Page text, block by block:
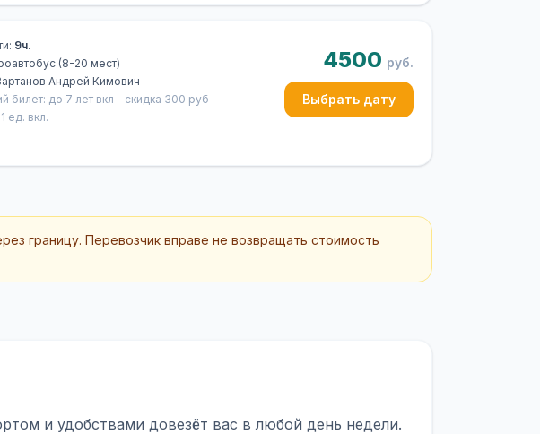
9ч.
(8-20 мест)
Андрей Кимович
билет: до 7 лет вкл - скидка 300 руб
ед. вкл.
4500 руб.
Выбрать дату
границу. Перевозчик вправе не возвращать стоимость
и удобствами довезёт вас в любой день недели.